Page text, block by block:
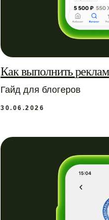
Как выполнить
Гайд для блогеров
30.06.2026